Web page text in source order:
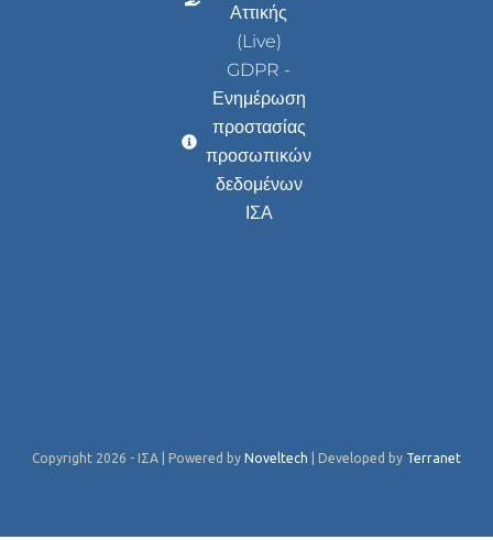
Αττικής
(Live)
GDPR -
Ενημέρωση
προστασίας
προσωπικών
δεδομένων
ΙΣΑ
Copyright 2026 - ΙΣΑ | Powered by Noveltech | Developed by Terranet